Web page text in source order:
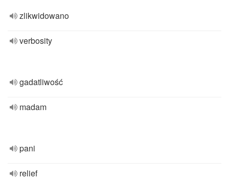
zlikwidowano
verbosity
gadatliwość
madam
pani
relief